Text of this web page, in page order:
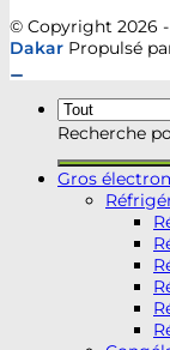
© Copyright 2026
Dakar Propulsé
Recherche
Gros